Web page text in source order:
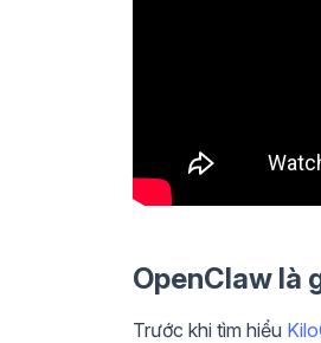
OpenClaw là
Trước khi tìm hiểu